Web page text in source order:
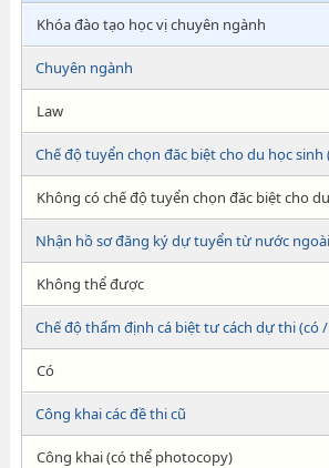
Khóa đào tạo học vị chuyên ngành
Chuyên ngành
Law
Chế độ tuyển chọn đăc biệt cho du học sinh
Không có chế độ tuyển chọn đăc biệt cho
Nhận hồ sơ đăng ký dự tuyển từ nước ngoài
Không thể được
Chế độ thẩm định cá biệt tư cách dự thi (có
Có
Công khai các đề thi cũ
Công khai (có thể photocopy)